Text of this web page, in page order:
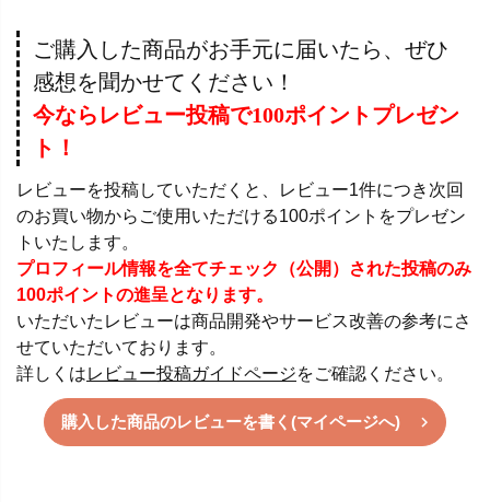
ご購入した商品がお手元に届いたら、ぜひ
感想を聞かせてください！
今ならレビュー投稿で100ポイントプレゼン
ト！
レビューを投稿していただくと、レビュー1件につき次回
のお買い物からご使用いただける100ポイントをプレゼン
トいたします。
プロフィール情報を全てチェック（公開）された投稿のみ
100ポイントの進呈となります。
いただいたレビューは商品開発やサービス改善の参考にさ
せていただいております。
詳しくはレビュー投稿ガイドページをご確認ください。
購入した商品のレビューを書く(マイページへ)